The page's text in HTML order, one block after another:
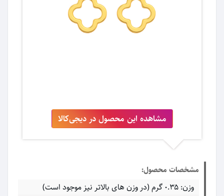
مشاهده این محصول در دیجی‌کالا
مشخصات محصول:
وزن: ۰.۳۵ گرم (در وزن های بالاتر نیز موجود است)